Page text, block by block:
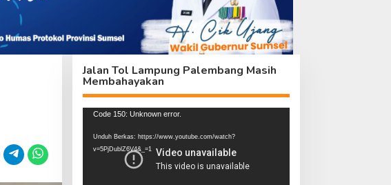
Jalan Tol Lampung Palembang Masih
Membahayakan
Pemutar
Code 150: Unknown error.
Unduh Berkas: https://www.youtube.com/watch?
v=5PjDublZ6V4&_=1